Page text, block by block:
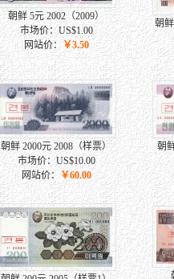
朝鲜 5元 2002（2009）
市场价：US$1.00
网站价： ￥3.50
朝
朝鲜 2000元 2008（样票）
市场价：US$10.00
网站价： ￥60.00
朝